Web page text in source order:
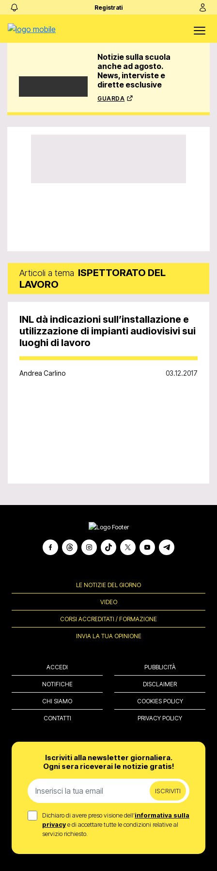
Registrati
Notizie sulla scuola
anche ad agosto.
News, interviste e
dirette esclusive
guarda
Articoli a tema ISPETTORATO DEL
LAVORO
INL dà indicazioni sull’installazione e
utilizzazione di impianti audiovisivi sui
luoghi di lavoro
Andrea Carlino 03.12.2017
LE NOTIZIE DEL GIORNO
VIDEO
CORSI ACCREDITATI / FORMAZIONE
INVIA LA TUA OPINIONE
ACCEDI
NOTIFICHE
CHI SIAMO
CONTATTI
PUBBLICITÀ
DISCLAIMER
COOKIES POLICY
PRIVACY POLICY
Iscriviti alla newsletter giornaliera.
Ogni sera riceverai le notizie gratis!
ISCRIVITI
Dichiaro di avere preso visione dell’informativa sulla
privacye di accettare tutte le condizioni relative al
servizio richiesto.